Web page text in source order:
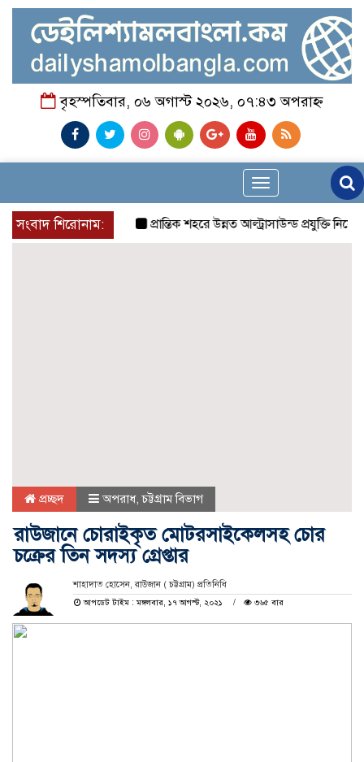
বৃহস্পতিবার, ০৬ অগাস্ট ২০২৬, ০৭:৪৩ অপরাহ্ন
Toggle
navigation
সংবাদ শিরোনাম:
প্রান্তিক শহরে উন্নত আল্ট্রাসাউন্ড প্রযুক্তি নিয়ে
প্রচ্ছদ অপরাধ,চট্টগ্রাম বিভাগ
রাউজানে চোরাইকৃত মোটরসাইকেলসহ চোর
চক্রের তিন সদস্য গ্রেপ্তার
শাহাদাত হোসেন, রাউজান ( চট্টগ্রাম) প্রতিনিধি
আপডেট টাইম : মঙ্গলবার, ১৭ আগস্ট, ২০২১
৩৬৫ বার